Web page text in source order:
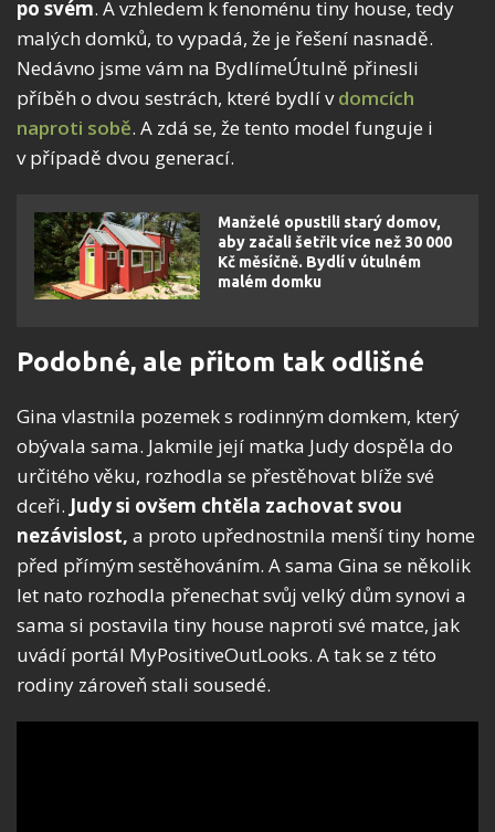
po svém. A vzhledem k fenoménu tiny house, tedy
malých domků, to vypadá, že je řešení nasnadě.
Nedávno jsme vám na BydlímeÚtulně přinesli
příběh o dvou sestrách, které bydlí vdomcích
naproti sobě. A zdá se, že tento model funguje i
v případě dvou generací.
Manželé opustili starý domov,
aby začali šetřit více než 30 000
Kč měsíčně. Bydlí v útulném
malém domku
Podobné, ale přitom tak odlišné
Gina vlastnila pozemek s rodinným domkem, který
obývala sama. Jakmile její matka Judy dospěla do
určitého věku, rozhodla se přestěhovat blíže své
dceři. Judy si ovšem chtěla zachovat svou
nezávislost, a proto upřednostnila menší tiny home
před přímým sestěhováním. A sama Gina se několik
let nato rozhodla přenechat svůj velký dům synovi a
sama si postavila tiny house naproti své matce, jak
uvádí portál MyPositiveOutLooks. A tak se z této
rodiny zároveň stali sousedé.